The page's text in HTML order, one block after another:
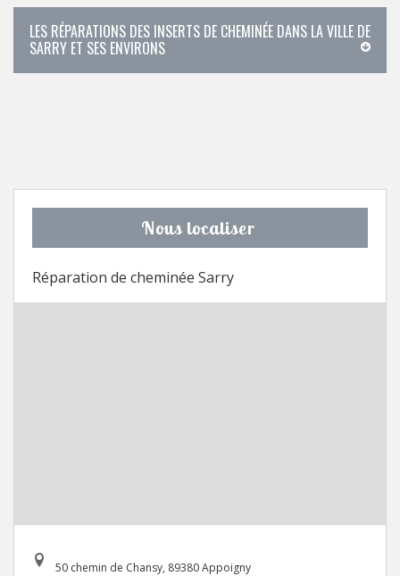
LES RÉPARATIONS DES INSERTS DE CHEMINÉE DANS LA VILLE DE
SARRY ET SES ENVIRONS
Nous localiser
Réparation de cheminée Sarry
50 chemin de Chansy, 89380 Appoigny